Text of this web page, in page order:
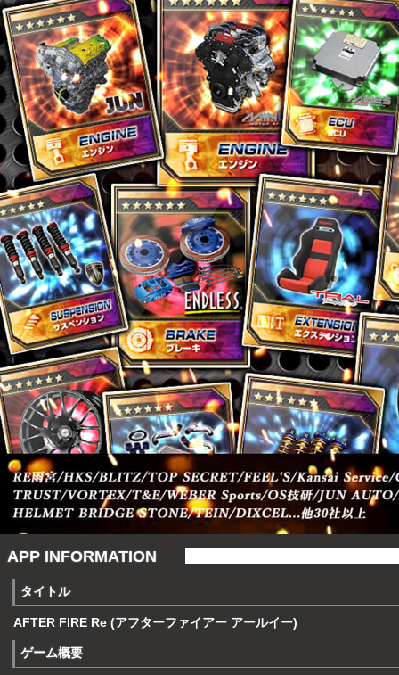
APP INFORMATION
タイトル
AFTER FIRE Re (アフターファイアー アールイー)
ゲーム概要